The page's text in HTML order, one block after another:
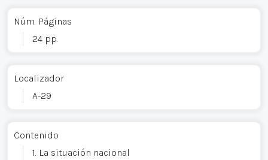
Núm. Páginas
24 pp.
Localizador
A-29
Contenido
1. La situación nacional